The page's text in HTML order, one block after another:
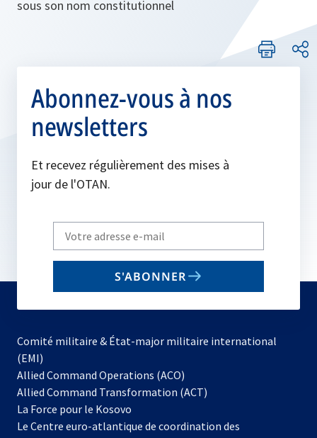
sous son nom constitutionnel
Abonnez-vous à nos
newsletters
Et recevez régulièrement des mises à
jour de l'OTAN.
Write
your
email
S'ABONNER
Comité militaire & État-major militaire international
(EMI)
Allied Command Operations (ACO)
dans
nouvel
Allied Command Transformation (ACT)
La Force pour le Kosovo
dans
Le Centre euro-atlantique de coordination des